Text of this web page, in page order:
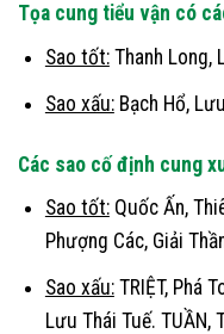
Tọa cung tiểu vận có
Sao tốt:Thanh Long,
Sao xấu:Bạch Hổ,
Các sao cố định cung
Sao tốt:Quốc Ấn,
Phượng Các, Giải
Sao xấu:TRIỆT, Phá
Lưu Thái Tuế. TUẦN,